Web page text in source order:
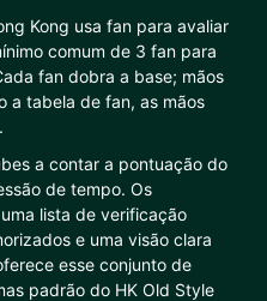
Kong usa fan para avaliar
comum de 3 fan para
fan dobra a base; mãos
a tabela de fan, as mãos
a contar a pontuação do
de tempo. Os
lista de verificação
e uma visão clara
esse conjunto de
padrão do HK Old Style